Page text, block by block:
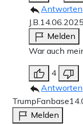
Antworten
J.B.
Melden
War auch
4
Antworten
TrumpFanbase
Melden